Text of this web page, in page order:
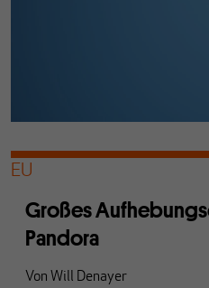
EU
Großes
Pandora
Von Will Denayer